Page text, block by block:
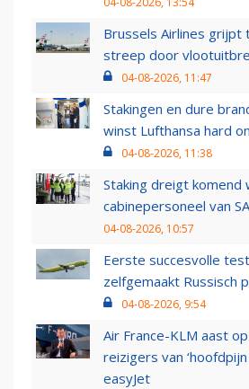
Brussels Airlines grijpt
streep door
04-08-2026, 11:47
Stakingen en dure
winst Lufthansa hard
04-08-2026, 11:38
Staking dreigt komend
cabinepersoneel van
04-08-2026, 10:57
Eerste succesvolle
zelfgemaakt Russisch
04-08-2026, 9:54
Air France-KLM aast
reizigers van
easyJet